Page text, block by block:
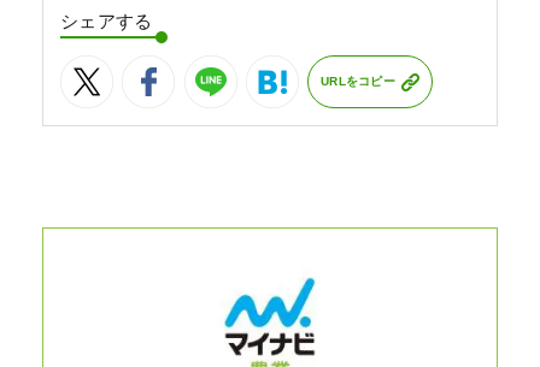
シェアする
URLをコピー